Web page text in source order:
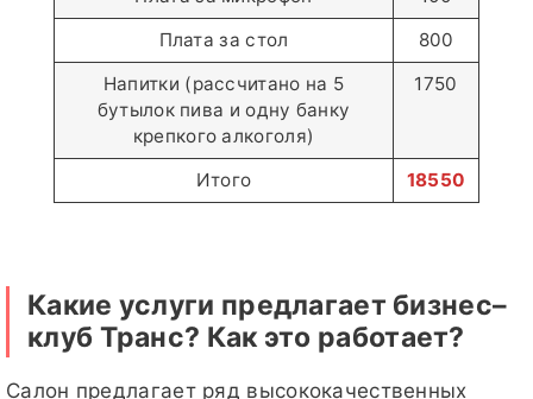
Плата за стол
800
Напитки (рассчитано на 5
бутылок пива и одну банку
крепкого алкоголя)
1750
Итого 18550
Какие услуги предлагает бизнес–
клуб Транс? Как это работает?
Салон предлагает ряд высококачественных